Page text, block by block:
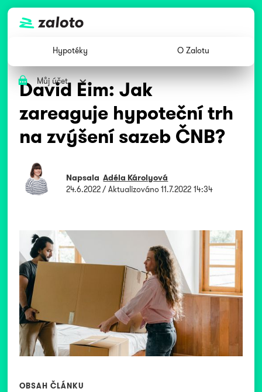
Hypotéky O Zalotu
Můj účet
David Eim: Jak
zareaguje hypoteční trh
na zvýšení sazeb ČNB?
Napsala Adéla Károlyová
24.6.2022/ Aktualizováno11.7.2022 14:34
OBSAH ČLÁNKU